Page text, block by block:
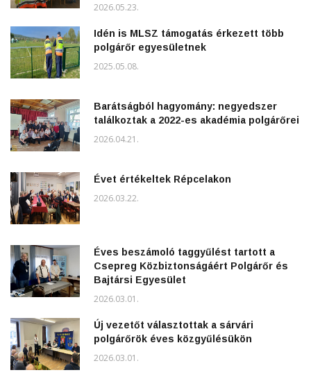
2026.05.23.
Idén is MLSZ támogatás érkezett több
polgárőr egyesületnek
2025.05.08.
Barátságból hagyomány: negyedszer
találkoztak a 2022-es akadémia polgárőrei
2026.04.21.
Évet értékeltek Répcelakon
2026.03.22.
Éves beszámoló taggyűlést tartott a
Csepreg Közbiztonságáért Polgárőr és
Bajtársi Egyesület
2026.03.01.
Új vezetőt választottak a sárvári
polgárőrök éves közgyűlésükön
2026.03.01.